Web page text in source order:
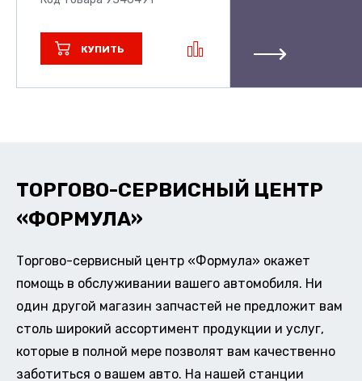
КУПИТЬ
ТОРГОВО-СЕРВИСНЫЙ ЦЕНТР
«ФОРМУЛА»
Торгово-сервисный центр «Формула» окажет
помощь в обслуживании вашего автомобиля. Ни
один другой магазин запчастей не предложит вам
столь широкий ассортимент продукции и услуг,
которые в полной мере позволят вам качественно
заботиться о вашем авто. На нашей станции